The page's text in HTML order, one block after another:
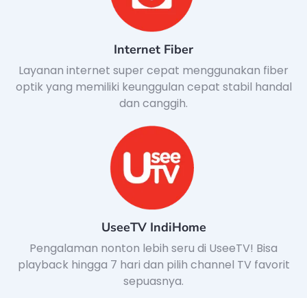
Internet Fiber
Layanan internet super cepat menggunakan fiber
optik yang memiliki keunggulan cepat stabil handal
dan canggih.
UseeTV IndiHome
Pengalaman nonton lebih seru di UseeTV! Bisa
playback hingga 7 hari dan pilih channel TV favorit
sepuasnya.